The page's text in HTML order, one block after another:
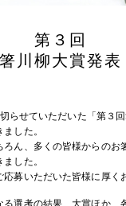
第３回
箸川柳大賞発表
らせていただいた「第３
した。
ん、多くの皆様からのお
した。
募いただいた皆様に厚く
選考の結果、大賞ほか、